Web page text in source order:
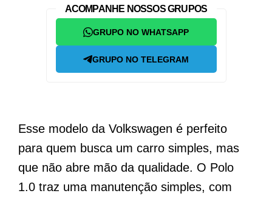
ACOMPANHE NOSSOS GRUPOS
GRUPO NO WHATSAPP
GRUPO NO TELEGRAM
Esse modelo da Volkswagen é perfeito
para quem busca um carro simples, mas
que não abre mão da qualidade. O Polo
1.0 traz uma manutenção simples, com